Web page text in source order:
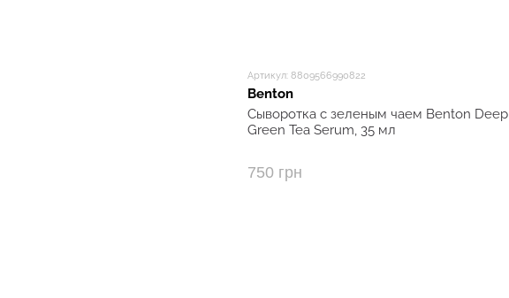
Артикул: 8809566990822
Benton
Сыворотка с зеленым чаем Benton Deep
Green Tea Serum, 35 мл
750 грн